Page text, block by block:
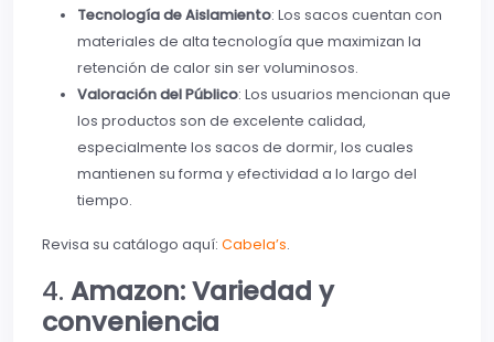
Tecnología de Aislamiento: Los sacos cuentan con
materiales de alta tecnología que maximizan la
retención de calor sin ser voluminosos.
Valoración del Público: Los usuarios mencionan que
los productos son de excelente calidad,
especialmente los sacos de dormir, los cuales
mantienen su forma y efectividad a lo largo del
tiempo.
Revisa su catálogo aquí: Cabela’s.
4. Amazon: Variedad y
conveniencia